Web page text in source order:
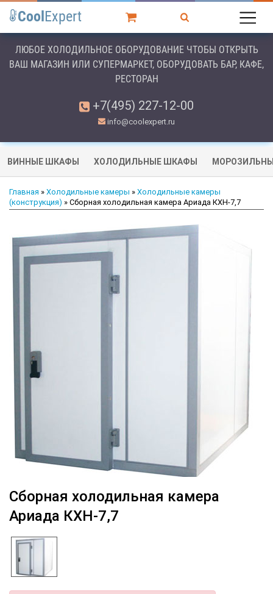
Cool Expert
ЛЮБОЕ ХОЛОДИЛЬНОЕ ОБОРУДОВАНИЕ ЧТОБЫ ОТКРЫТЬ
ВАШ МАГАЗИН ИЛИ СУПЕРМАРКЕТ, ОБОРУДОВАТЬ БАР, КАФЕ,
РЕСТОРАН
+7(495) 227-12-00
info@coolexpert.ru
ВИННЫЕ ШКАФЫ ХОЛОДИЛЬНЫЕ ШКАФЫ
Главная » Холодильные камеры » Холодильные камеры
(конструкция) » Сборная холодильная камера Ариада КХН-7,7
Сборная холодильная камера
Ариада КХН-7,7